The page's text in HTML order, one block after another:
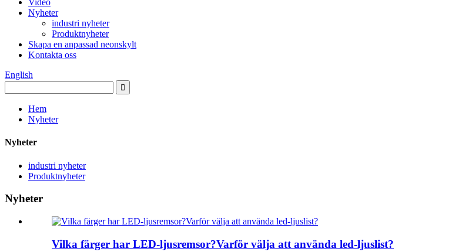
Video
Nyheter
industri nyheter
Produktnyheter
Skapa en anpassad neonskylt
Kontakta oss
English
Hem
Nyheter
Nyheter
industri nyheter
Produktnyheter
Nyheter
Vilka färger har LED-ljusremsor?Varför välja att använda led-ljuslist?